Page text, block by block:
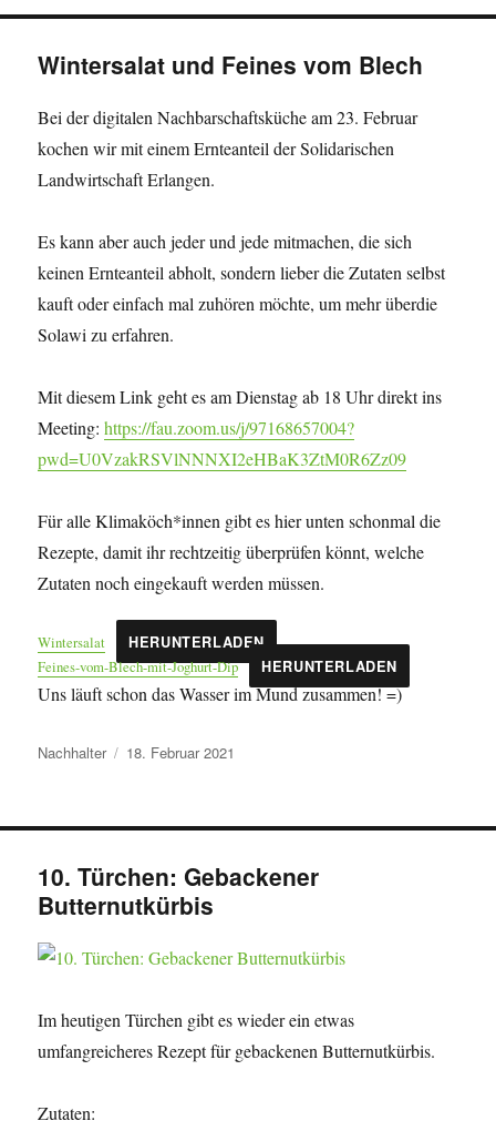
Wintersalat und Feines vom Blech
Bei der digitalen Nachbarschaftsküche am 23. Februar
kochen wir mit einem Ernteanteil der Solidarischen
Landwirtschaft Erlangen.
Es kann aber auch jeder und jede mitmachen, die sich
keinen Ernteanteil abholt, sondern lieber die Zutaten selbst
kauft oder einfach mal zuhören möchte, um mehr überdie
Solawi zu erfahren.
Mit diesem Link geht es am Dienstag ab 18 Uhr direkt ins
Meeting:https://fau.zoom.us/j/97168657004?
pwd=U0VzakRSVlNNNXI2eHBaK3ZtM0R6Zz09
Für alle Klimaköch*innen gibt es hier unten schonmal die
Rezepte, damit ihr rechtzeitig überprüfen könnt, welche
Zutaten noch eingekauft werden müssen.
Wintersalat
HERUNTERLADEN
Feines-vom-Blech-mit-Joghurt-Dip
HERUNTERLADEN
Uns läuft schon das Wasser im Mund zusammen! =)
Autor
Nachhalter
Veröffentlicht
18. Februar 2021
10. Türchen: Gebackener
Butternutkürbis
Im heutigen Türchen gibt es wieder ein etwas
umfangreicheres Rezept für gebackenen Butternutkürbis.
Zutaten: